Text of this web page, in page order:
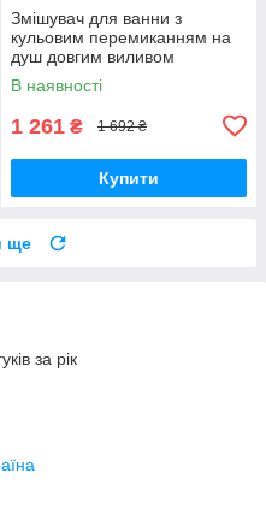
Змішувач для ванни з
кульовим перемиканням на
душ довгим виливом
ЛАТУННИЙ Champion Smes
143
В наявності
1 261 ₴ 1 692 ₴
Купити
ще
за рік